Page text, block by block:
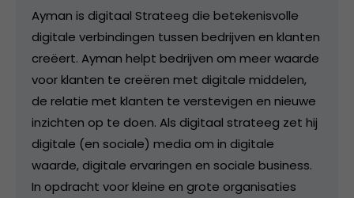
Ayman is digitaal Strateeg die betekenisvolle
digitale verbindingen tussen bedrijven en klanten
creëert. Ayman helpt bedrijven om meer waarde
voor klanten te creëren met digitale middelen,
de relatie met klanten te verstevigen en nieuwe
inzichten op te doen. Als digitaal strateeg zet hij
digitale (en sociale) media om in digitale
waarde, digitale ervaringen en sociale business.
In opdracht voor kleine en grote organisaties